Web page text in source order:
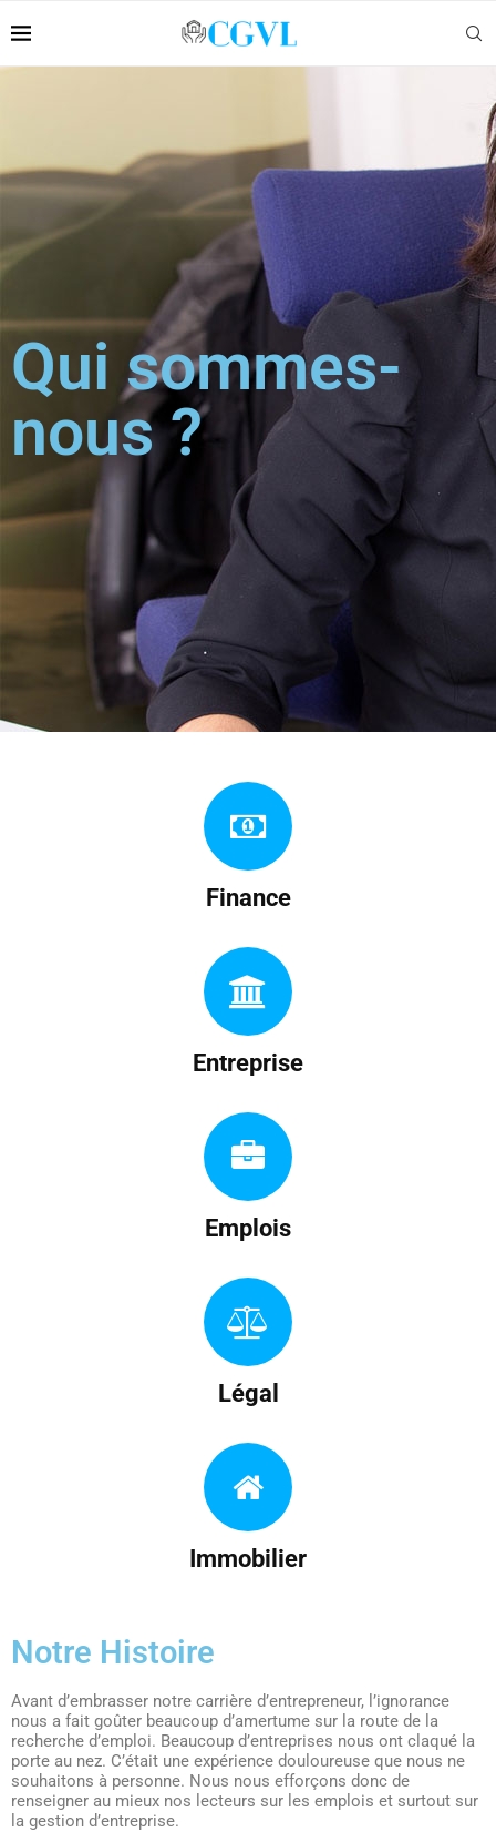
Qui sommes-
nous ?
Finance
Entreprise
Emplois
Légal
Immobilier
Notre Histoire
Avant d’embrasser notre carrière d’entrepreneur, l’ignorance
nous a fait goûter beaucoup d’amertume sur la route de la
recherche d’emploi. Beaucoup d’entreprises nous ont claqué la
porte au nez. C’était une expérience douloureuse que nous ne
souhaitons à personne. Nous nous efforçons donc de
renseigner au mieux nos lecteurs sur les emplois et surtout sur
la gestion d’entreprise.